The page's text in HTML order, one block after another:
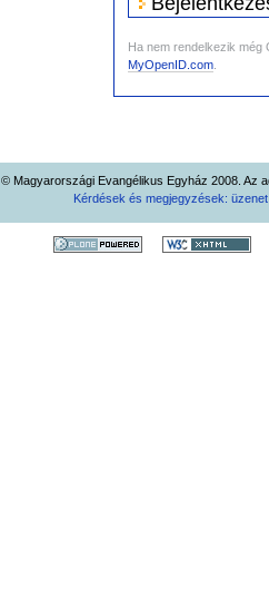
Ha nem rendelkezik még
MyOpenID.com.
© Magyarországi Evangélikus Egyház 2008. Az
Kérdések és megjegyzések: